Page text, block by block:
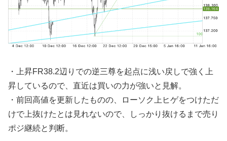
・上昇FR38.2辺りでの逆三尊を起点に浅い戻しで強く上
昇しているので、直近は買いの力が強いと見解。
・前回高値を更新したものの、ローソク上ヒゲをつけただ
けで上抜けたとは見れないので、しっかり抜けるまで売り
ポジ継続と判断。